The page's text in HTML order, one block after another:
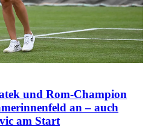
und Rom-Champion
an – auch
am Start